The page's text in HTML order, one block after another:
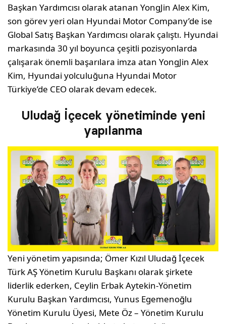
Başkan Yardımcısı olarak atanan YongJin Alex Kim,
son görev yeri olan Hyundai Motor Company’de ise
Global Satış Başkan Yardımcısı olarak çalıştı. Hyundai
markasında 30 yıl boyunca çeşitli pozisyonlarda
çalışarak önemli başarılara imza atan YongJin Alex
Kim, Hyundai yolculuğuna Hyundai Motor
Türkiye’de CEO olarak devam edecek.
Uludağ İçecek yönetiminde yeni
yapılanma
Yeni yönetim yapısında; Ömer Kızıl Uludağ İçecek
Türk AŞ Yönetim Kurulu Başkanı olarak şirkete
liderlik ederken, Ceylin Erbak Aytekin-Yönetim
Kurulu Başkan Yardımcısı, Yunus Egemenoğlu
Yönetim Kurulu Üyesi, Mete Öz – Yönetim Kurulu